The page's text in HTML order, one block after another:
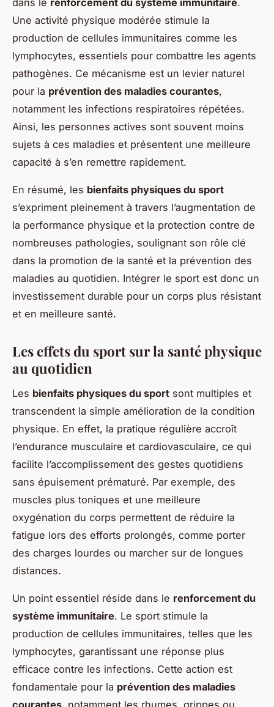
Une activité physique modérée stimule la
production de cellules immunitaires comme les
lymphocytes, essentiels pour combattre les agents
pathogènes. Ce mécanisme est un levier naturel
pour la prévention des maladies courantes,
notamment les infections respiratoires répétées.
Ainsi, les personnes actives sont souvent moins
sujets à ces maladies et présentent une meilleure
capacité à s’en remettre rapidement.
En résumé, les bienfaits physiques du sport
s’expriment pleinement à travers l’augmentation de
la performance physique et la protection contre de
nombreuses pathologies, soulignant son rôle clé
dans la promotion de la santé et la prévention des
maladies au quotidien. Intégrer le sport est donc un
investissement durable pour un corps plus résistant
et en meilleure santé.
Les effets du sport sur la santé physique
au quotidien
Les bienfaits physiques du sport sont multiples et
transcendent la simple amélioration de la condition
physique. En effet, la pratique régulière accroît
l’endurance musculaire et cardiovasculaire, ce qui
facilite l’accomplissement des gestes quotidiens
sans épuisement prématuré. Par exemple, des
muscles plus toniques et une meilleure
oxygénation du corps permettent de réduire la
fatigue lors des efforts prolongés, comme porter
des charges lourdes ou marcher sur de longues
distances.
Un point essentiel réside dans le renforcement du
système immunitaire. Le sport stimule la
production de cellules immunitaires, telles que les
lymphocytes, garantissant une réponse plus
efficace contre les infections. Cette action est
fondamentale pour la prévention des maladies
courantes, notamment les rhumes, grippes ou